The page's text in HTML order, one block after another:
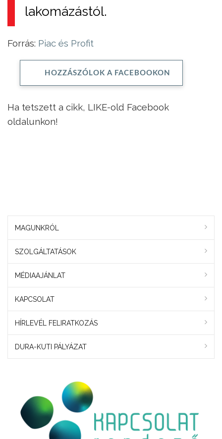
lakomázástól.
Forrás: Piac és Profit
HOZZÁSZÓLOK A FACEBOOKON
Ha tetszett a cikk, LIKE-old Facebook
oldalunkon!
MAGUNKRÓL
SZOLGÁLTATÁSOK
MÉDIAAJÁNLAT
KAPCSOLAT
HÍRLEVÉL FELIRATKOZÁS
DURA-KUTI PÁLYÁZAT